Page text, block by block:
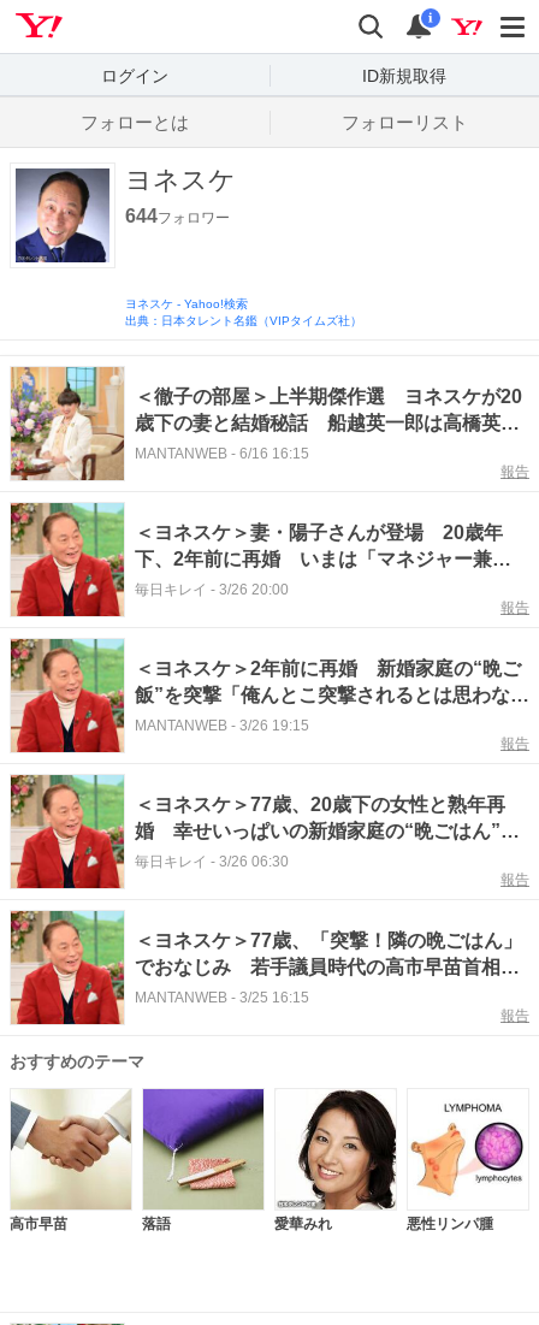
検索
通知
i
ログイン ID新規取得
フォローとは フォローリスト
ヨネスケ
644フォロワー
ヨネスケ - Yahoo!検索
出典：日本タレント名鑑（VIPタイムズ社）
＜徹子の部屋＞上半期傑作選 ヨネスケが20
歳下の妻と結婚秘話 船越英一郎は高橋英樹
の赤ちゃん言葉に驚いた思い出
MANTANWEB - 6/16 16:15
報告
＜ヨネスケ＞妻・陽子さんが登場 20歳年
下、2年前に再婚 いまは「マネジャー兼付
き人」 夢は「添い遂げる」こと 「徹子の
毎日キレイ - 3/26 20:00
報告
＜ヨネスケ＞2年前に再婚 新婚家庭の“晩ご
飯”を突撃「俺んとこ突撃されるとは思わなか
った」 交換日記はハートマークがいっぱい
MANTANWEB - 3/26 19:15
報告
＜ヨネスケ＞77歳、20歳下の女性と熟年再
婚 幸せいっぱいの新婚家庭の“晩ごはん”を
直撃？ 「徹子の部屋」で
毎日キレイ - 3/26 06:30
報告
＜ヨネスケ＞77歳、「突撃！隣の晩ごはん」
でおなじみ 若手議員時代の高市早苗首相の
晩ごはんを取材していた！ 「徹子の部屋」
MANTANWEB - 3/25 16:15
報告
おすすめのテーマ
高市早苗 落語 愛華みれ 悪性リンパ腫